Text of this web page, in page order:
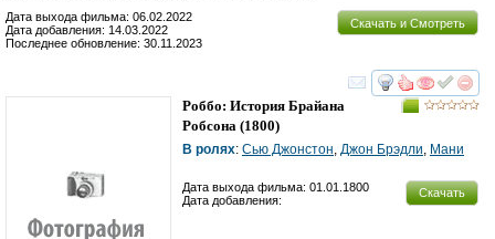
Скачать и Смотреть
Дата выхода фильма: 06.02.2022
Дата добавления: 14.03.2022
Последнее обновление: 30.11.2023
смотреть
Роббо: История Брайана
Робсона (1800)
В ролях: Сью Джонстон, Джон Брэдли, Мани
Скачать
Дата выхода фильма: 01.01.1800
Дата добавления: